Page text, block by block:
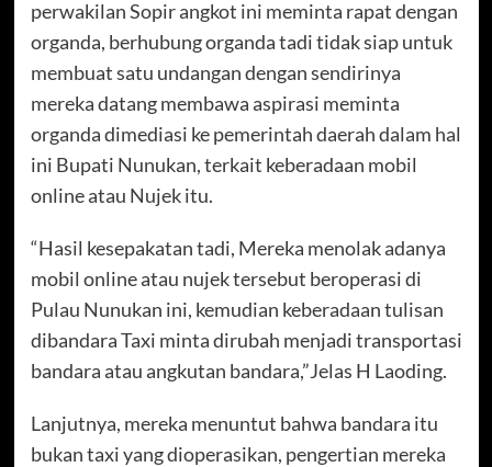
perwakilan Sopir angkot ini meminta rapat dengan
organda, berhubung organda tadi tidak siap untuk
membuat satu undangan dengan sendirinya
mereka datang membawa aspirasi meminta
organda dimediasi ke pemerintah daerah dalam hal
ini Bupati Nunukan, terkait keberadaan mobil
online atau Nujek itu.
“Hasil kesepakatan tadi, Mereka menolak adanya
mobil online atau nujek tersebut beroperasi di
Pulau Nunukan ini, kemudian keberadaan tulisan
dibandara Taxi minta dirubah menjadi transportasi
bandara atau angkutan bandara,”Jelas H Laoding.
Lanjutnya, mereka menuntut bahwa bandara itu
bukan taxi yang dioperasikan, pengertian mereka